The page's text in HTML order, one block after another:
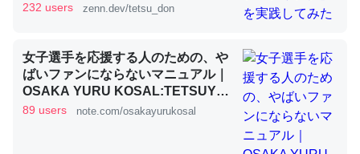
コオロギのカルシウム分はエビの600分の1程度。
─ニュース :: 【研究発表】昆虫学の大問題＝「昆虫はなぜ海にいな
いのか」に関する新仮説
232 users zenn.dev/tetsu_don
女子選手を応援する人のための、や
ばいファンにならないマニュアル｜
OSAKA YURU KOSAL:TETSUYA
KITAMOTO
89 users note.com/osakayurukosal